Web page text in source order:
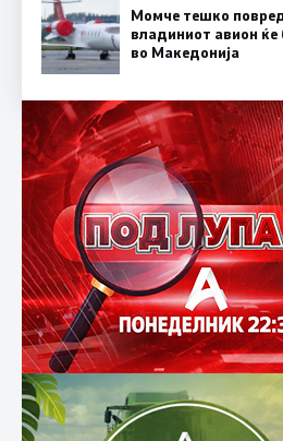
Момче тешко
владиниот авион
во Македонија